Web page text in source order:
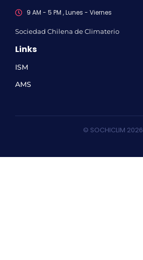
9 AM - 5 PM , Lunes - Viernes
Sociedad Chilena de Climaterio
Links
ISM
AMS
© SOCHICLIM 2026